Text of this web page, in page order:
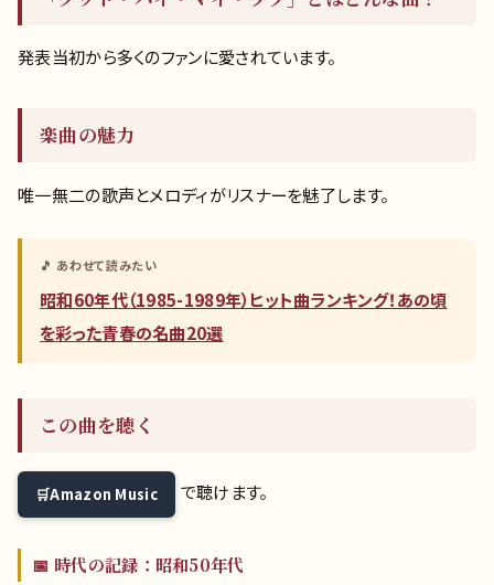
発表当初から多くのファンに愛されています。
楽曲の魅力
唯一無二の歌声とメロディがリスナーを魅了します。
🎵 あわせて読みたい
昭和60年代（1985-1989年）ヒット曲ランキング！あの頃
を彩った青春の名曲20選
この曲を聴く
Amazon Music で聴けます。
📅 時代の記録：昭和50年代